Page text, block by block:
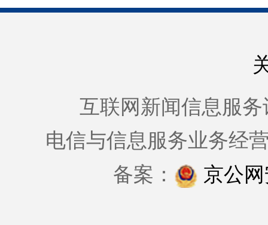
互联网新闻信息服务
电信与信息服务业务经
备案：
京公网